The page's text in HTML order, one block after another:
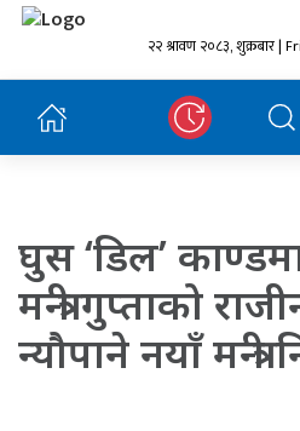
२२ श्रावण २०८३, शुक्रबार |
घुस ‘डिल’
मन्त्री गुप्ताको
न्यौपाने नयाँ